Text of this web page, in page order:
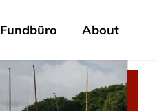
Fundbüro About